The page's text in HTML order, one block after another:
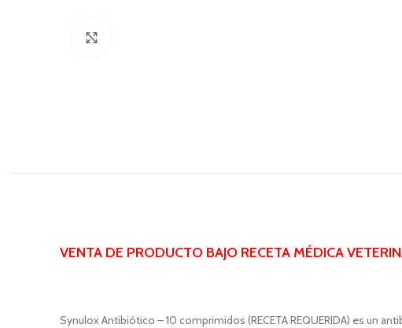
VENTA DE PRODUCTO BAJO RECETA MÉDICA
Synulox Antibiótico – 10 comprimidos (RECETA REQUERIDA) es un